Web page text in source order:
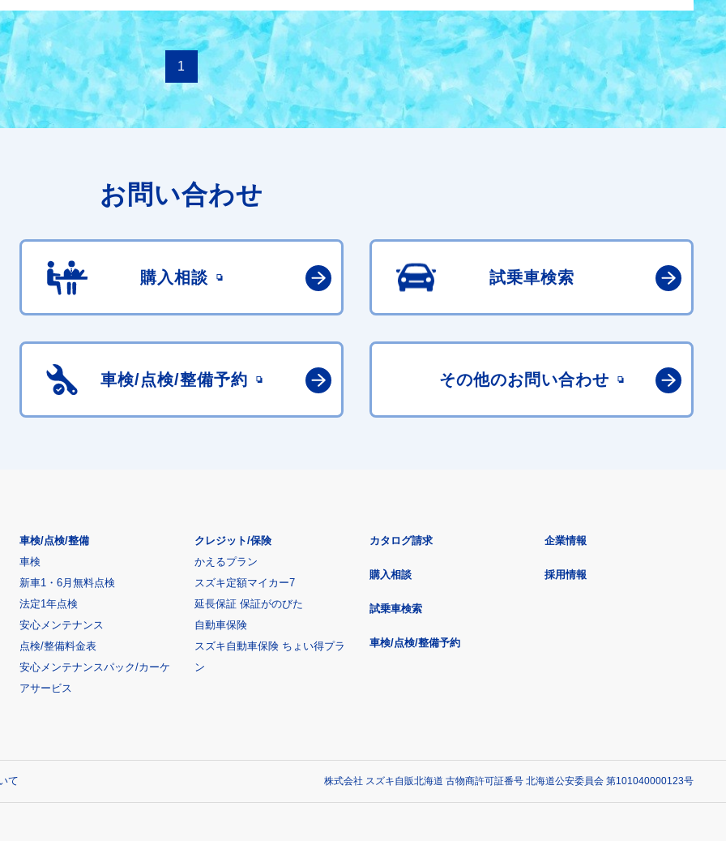
1
お問い合わせ
購入相談 試乗車検索
車検/点検/整備予約 その他のお問い合わせ
車検/点検/整備
車検
新車1・6月無料点検
法定1年点検
安心メンテナンス
点検/整備料金表
安心メンテナンスパック/カーケ
アサービス
クレジット/保険
かえるプラン
スズキ定額マイカー7
延長保証 保証がのびた
自動車保険
スズキ自動車保険 ちょい得プラ
ン
カタログ請求
購入相談
試乗車検索
車検/点検/整備予約
企業情報
採用情報
て 株式会社 スズキ自販北海道 古物商許可証番号 北海道公安委員会 第101040000123号